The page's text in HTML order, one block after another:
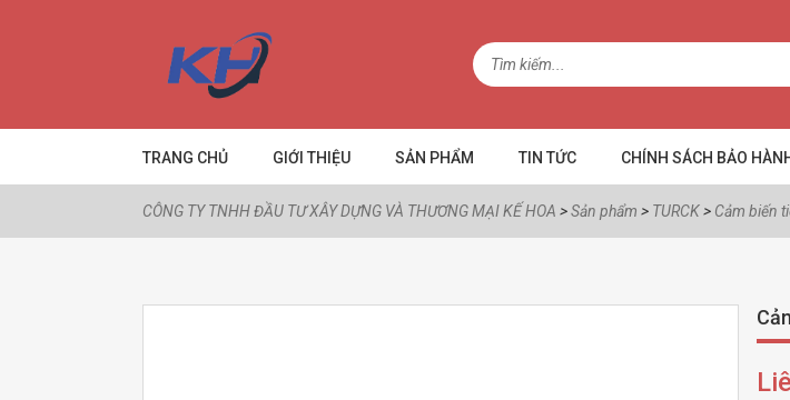
TRANG CHỦ GIỚI THIỆU SẢN PHẨM TIN TỨC CHÍNH SÁCH BẢO
CÔNG TY TNHH ĐẦU TƯ XÂY DỰNG VÀ THƯƠNG MẠI KẾ HOA >Sản phẩm > TURCK> Cảm biến